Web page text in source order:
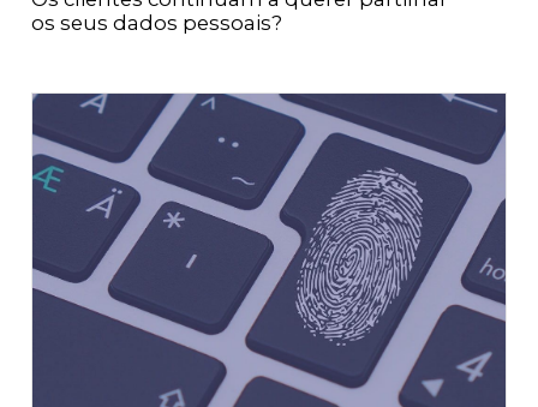
os seus dados pessoais?